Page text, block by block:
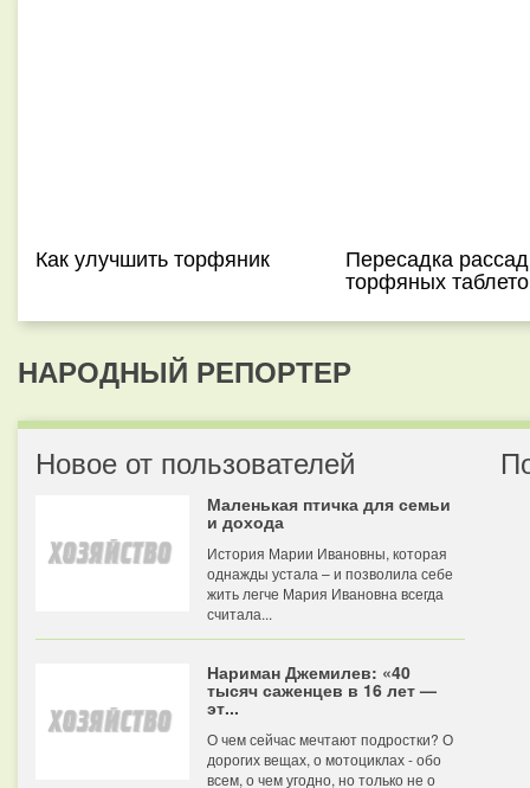
Как улучшить торфяник Пересадка
торфяных
НАРОДНЫЙ РЕПОРТЕР
Новое от пользователей
Маленькая птичка для семьи
и дохода
История Марии Ивановны, которая
однажды устала – и позволила себе
жить легче Мария Ивановна всегда
считала...
Нариман Джемилев: «40
тысяч саженцев в 16 лет —
эт...
О чем сейчас мечтают подростки? О
дорогих вещах, о мотоциклах - обо
всем, о чем угодно, но только не о